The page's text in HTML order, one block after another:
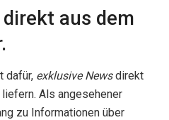
aus dem
dafür, exklusive Newsdirekt
Als angesehener
zu Informationen über